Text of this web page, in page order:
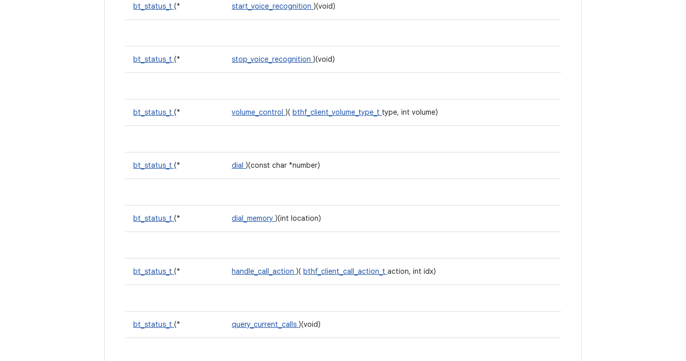
bt_status_t (* start_voice_recognition )(void)
bt_status_t (* stop_voice_recognition )(void)
bt_status_t (* volume_control )( bthf_client_volume_type_t type, int volume)
bt_status_t (* dial )(const char *number)
bt_status_t (* dial_memory )(int location)
bt_status_t (* handle_call_action )( bthf_client_call_action_t action, int idx)
bt_status_t (* query_current_calls )(void)